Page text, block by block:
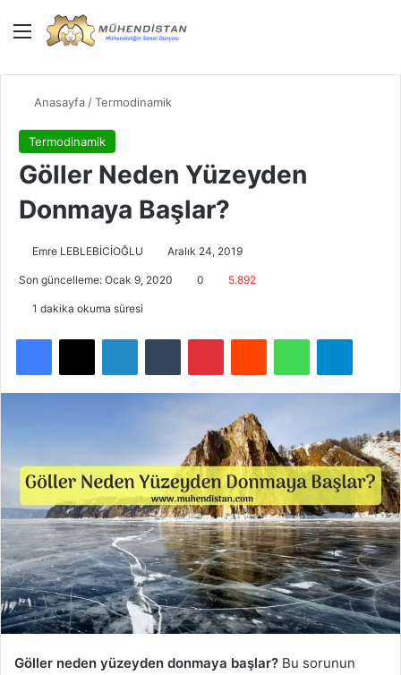
Menü
Anasayfa /Termodinamik
Termodinamik
Göller Neden Yüzeyden
Donmaya Başlar?
Emre LEBLEBİCİOĞLU Aralık 24, 2019
Son güncelleme: Ocak 9, 2020 0 5.892
1 dakika okuma süresi
Facebook
X LinkedInTumblr PinterestReddit WhatsApp
Göller neden yüzeyden donmaya başlar? Bu sorunun